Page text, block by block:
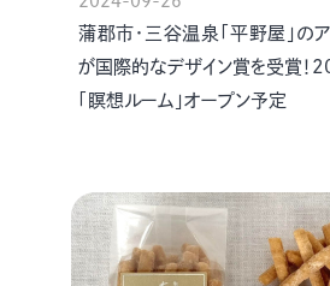
蒲郡市・三谷温泉「平野屋」の
が国際的なデザイン賞を受賞！
「瞑想ルーム」オープン予定